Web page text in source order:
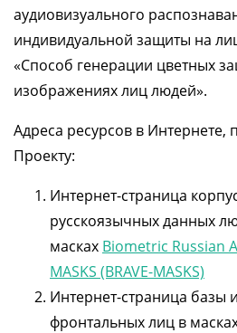
аудиовизуального
индивидуальной защиты на
«Способ генерации цветных
изображениях лиц людей».
Адреса ресурсов в Интернете,
Проекту:
Интернет-страница
русскоязычных данных
масках Biometric Russian
MASKS (BRAVE-MASKS)
Интернет-страница базы
фронтальных лиц в